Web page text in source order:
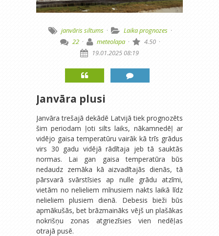
janvāris siltums · Laika prognozes ·
22 · meteolapa · 4.50 ·
19.01.2025 08:19
Janvāra plusi
Janvāra trešajā dekādē Latvijā tiek prognozēts
šim periodam ļoti silts laiks, nākamnedēļ ar
vidējo gaisa temperatūru vairāk kā trīs grādus
virs 30 gadu vidējā rādītaja jeb tā sauktās
normas. Lai gan gaisa temperatūra būs
nedaudz zemāka kā aizvadītajās dienās, tā
pārsvarā svārstīsies ap nulle grādu atzīmi,
vietām no nelieliem mīnusiem nakts laikā līdz
nelieliem plusiem dienā. Debesis bieži būs
apmākušās, bet brāzmaināks vējš un plašākas
nokrišņu zonas atgriezīsies vien nedēļas
otrajā pusē.